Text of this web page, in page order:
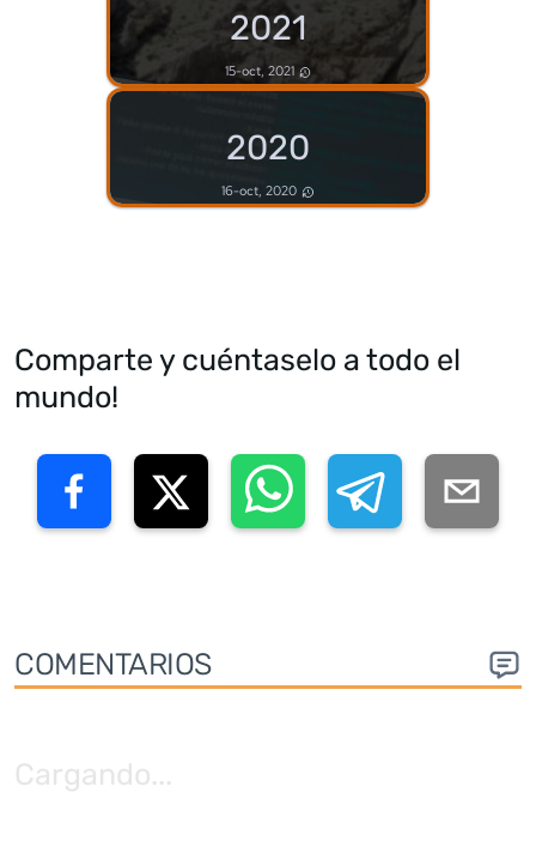
2021
15-oct, 2021
2020
16-oct, 2020
Comparte y cuéntaselo a todo el
mundo!
COMENTARIOS
Cargando...